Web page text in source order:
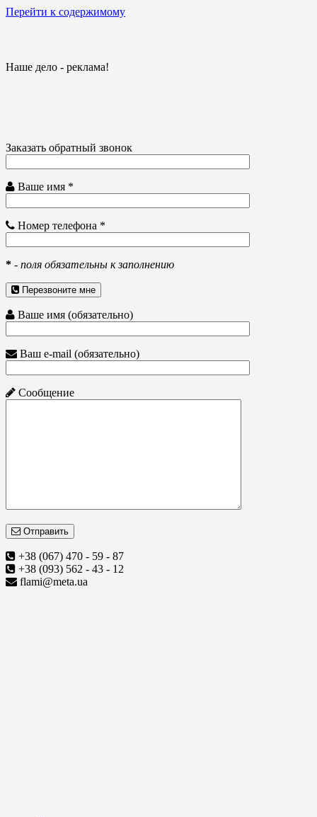
Перейти к содержимому
Наше дело - реклама!
Заказать обратный звонок
Ваше имя *
Номер телефона *
* - поля обязательны к заполнению
Перезвоните мне
Ваше имя (обязательно)
Ваш e-mail (обязательно)
Сообщение
Отправить
+38 (067) 470 - 59 - 87
+38 (093) 562 - 43 - 12
flami@meta.ua